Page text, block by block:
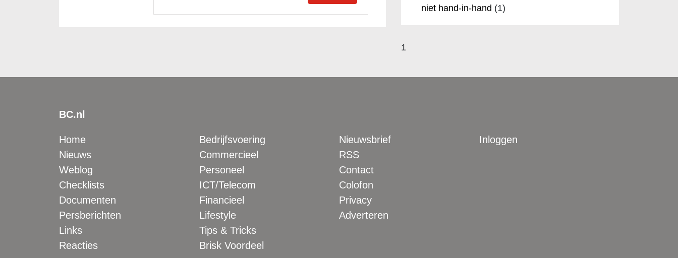
niet hand-in-hand (1)
1
BC.nl
Home
Nieuws
Weblog
Checklists
Documenten
Persberichten
Links
Reacties
Bedrijfsvoering
Commercieel
Personeel
ICT/Telecom
Financieel
Lifestyle
Tips & Tricks
Brisk Voordeel
Nieuwsbrief
RSS
Contact
Colofon
Privacy
Adverteren
Inloggen